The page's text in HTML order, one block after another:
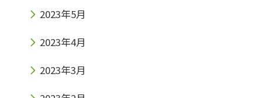
2023年5月
2023年4月
2023年3月